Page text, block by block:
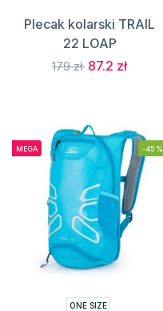
Plecak kolarski TRAIL
22 LOAP
179 zł 87.2 zł
MEGA -45%
ONE SIZE